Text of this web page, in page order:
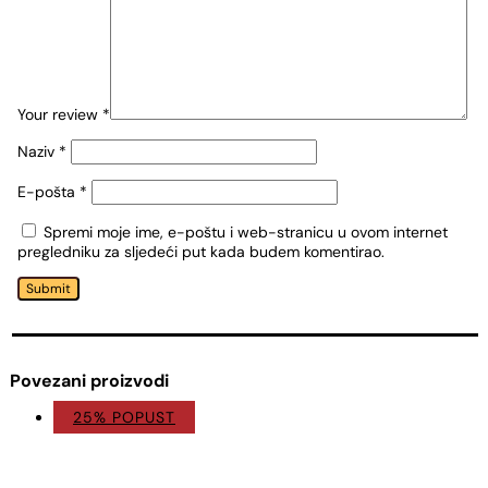
Your review *
Naziv *
E-pošta *
Spremi moje ime, e-poštu i web-stranicu u ovom internet
pregledniku za sljedeći put kada budem komentirao.
Submit
Povezani proizvodi
25% POPUST